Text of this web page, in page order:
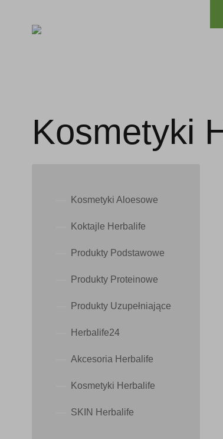
Kosmetyki
Kosmetyki Aloesowe
Koktajle Herbalife
Produkty Podstawowe
Produkty Proteinowe
Produkty Uzupełniające
Herbalife24
Akcesoria Herbalife
Kosmetyki Herbalife
SKIN Herbalife